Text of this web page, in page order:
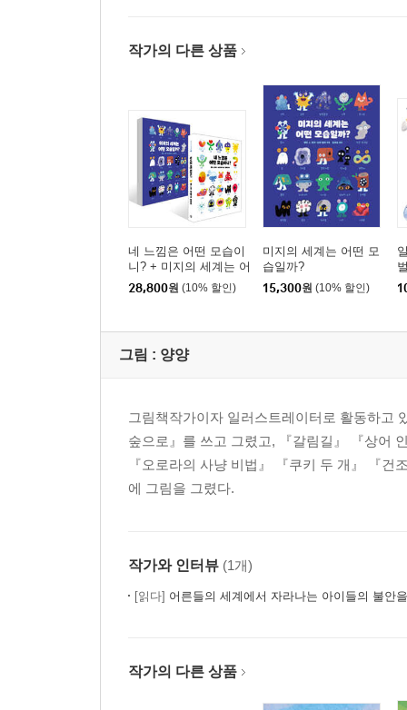
작가의 다른 상품
네 느낌은 어떤 모습이
니? + 미지의 세계는 어
떤 모습일까? 세트
28,800원 (10% 할인)
미지의 세계는 어떤 모
습일까?
15,300원 (10% 할인)
그림 : 양양
그림책작가이자 일러스트레이터로 활동하고
숲으로』를 쓰고 그렸고, 『갈림길』 『상어
『오로라의 사냥 비법』 『쿠키 두 개』 『
에 그림을 그렸다.
작가와 인터뷰 (1개)
[읽다] 어른들의 세계에서 자라나는 아이들의 불안
작가의 다른 상품